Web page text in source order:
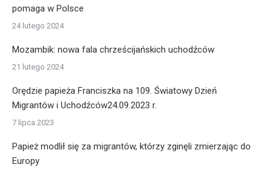
pomaga w Polsce
24 lutego 2024
Mozambik: nowa fala chrześcijańskich uchodźców
21 lutego 2024
Orędzie papieża Franciszka na 109. Światowy Dzień
Migrantów i Uchodźców24.09.2023 r.
7 lipca 2023
Papież modlił się za migrantów, którzy zginęli zmierzając do
Europy